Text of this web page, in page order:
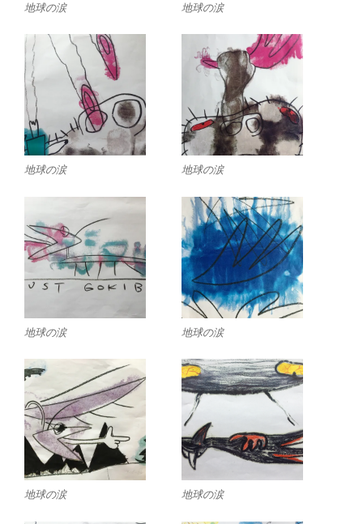
地球の涙 地球の涙
地球の涙 地球の涙
地球の涙 地球の涙
地球の涙 地球の涙